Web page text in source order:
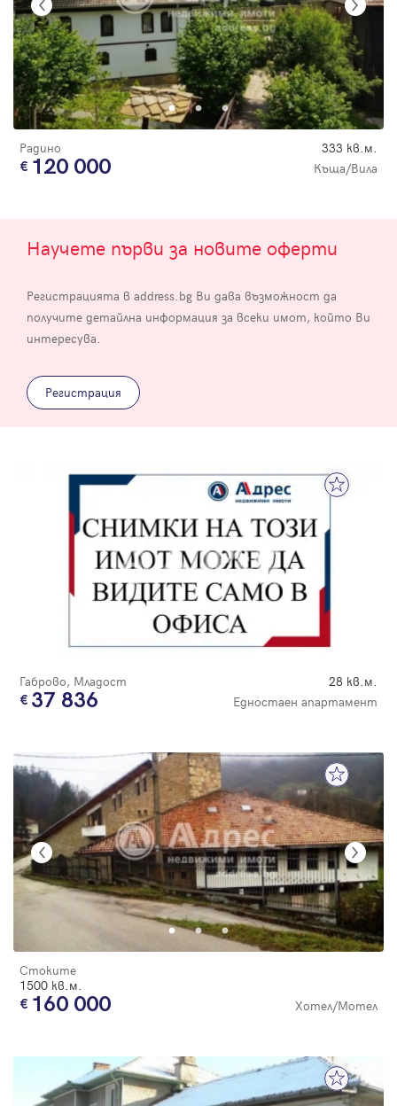
Радино 333 кв.м.
120 000 Къща/Вила
Научете първи за новите оферти
Регистрацията в address.bg Ви дава възможност да
получите детайлна информация за всеки имот, който Ви
интересува.
Регистрация
Габрово, Младост 28 кв.м.
37 836 Едностаен апартамент
Стоките
1500 кв.м.
160 000 Хотел/Мотел